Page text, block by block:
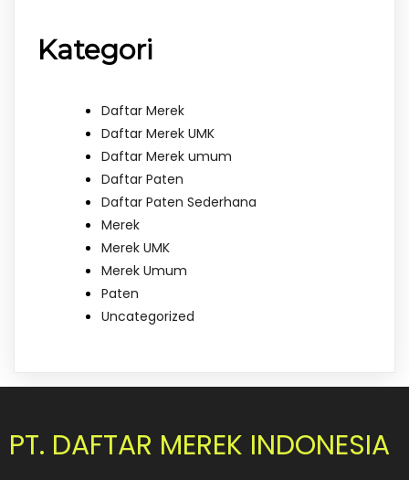
Kategori
Daftar Merek
Daftar Merek UMK
Daftar Merek umum
Daftar Paten
Daftar Paten Sederhana
Merek
Merek UMK
Merek Umum
Paten
Uncategorized
PT. DAFTAR MEREK INDONESIA